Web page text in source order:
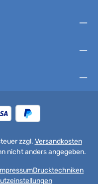
zzgl. Versandkosten
nicht anders angegeben.
Drucktechniken